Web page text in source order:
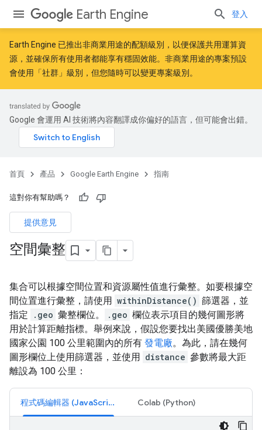
Earth Engine 登入
Earth Engine 已推出非商業用途的配額級別 ，以便保護共用運算資
源，並確保所有使用者都能享有穩固效能。非商業用途的專案預設
會使用「社群」級別，但您隨時可以變更專案級別。
Google 會運用 AI 技術將內容翻譯成你偏好的語言，但可能會出錯。
首頁 產品 Google Earth Engine 指南
這對你有幫助嗎？
提供意見
空間彙整
集合可以根據空間位置和資源屬性值進行彙整。如要根據空
間位置進行彙整，請使用 withinDistance() 篩選器，並
指定
.geo 彙整欄位。 .geo 欄位表示項目的幾何圖形將
用於計算距離指標。舉例來說，假設您要找出美國優勝美地
國家公園 100 公里範圍內的所有 發電廠。為此，請在幾何
圖形欄位上使用篩選器，並使用 distance 參數將最大距
離設為 100 公里：
程式碼編輯器 (JavaScript) Colab (Python)